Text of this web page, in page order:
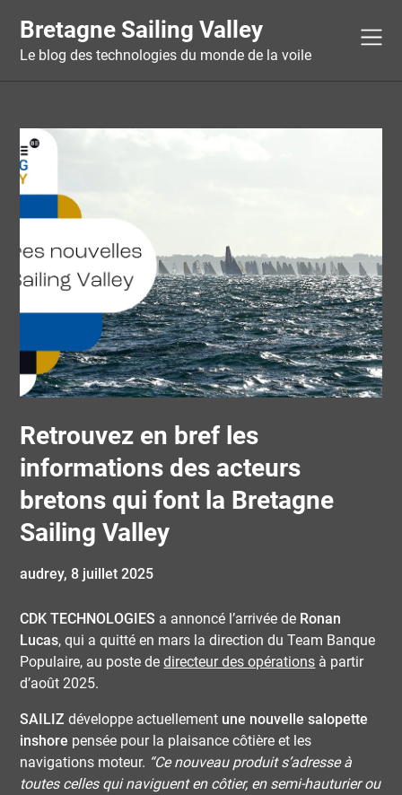
content
Bretagne Sailing Valley
Le blog des technologies du monde de la voile
Retrouvez en bref les
informations des acteurs
bretons qui font la Bretagne
Sailing Valley
audrey,8 juillet 2025
CDK TECHNOLOGIES a annoncé l’arrivée de Ronan
Lucas, qui a quitté en mars la direction du Team Banque
Populaire, au poste dedirecteur des opérations à partir
d’août 2025.
SAILIZ développe actuellement une nouvelle salopette
inshore pensée pour la plaisance côtière et les
navigations moteur. “Ce nouveau produit s’adresse à
toutes celles qui naviguent en côtier, en semi-hauturier ou